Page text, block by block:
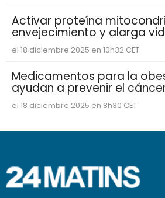
Activar proteína
envejecimiento y alarga
el 18 diciembre 2025 en 10h32 CET
Medicamentos para la
ayudan a prevenir el
el 18 diciembre 2025 en 8h30 CET